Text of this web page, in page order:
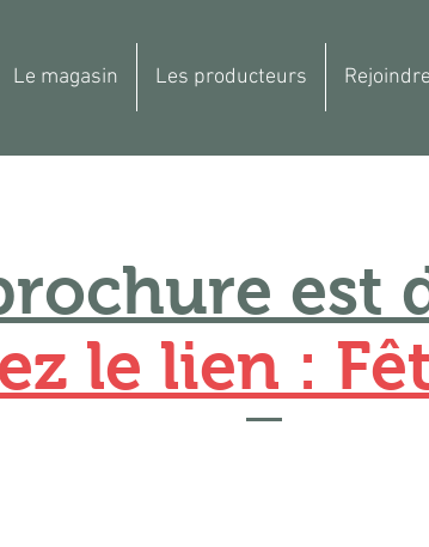
Le magasin Les producteurs
est
le lien :